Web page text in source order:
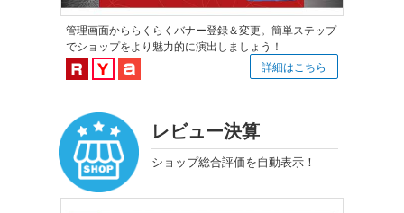
管理画面かららくらくバナー登録＆変更。簡単ステップ
でショップをより魅力的に演出しましょう！
楽天市場対応Yahoo!ショッピング対応 詳細はこちら
レビュー決算
ショップ総合評価を自動表示！